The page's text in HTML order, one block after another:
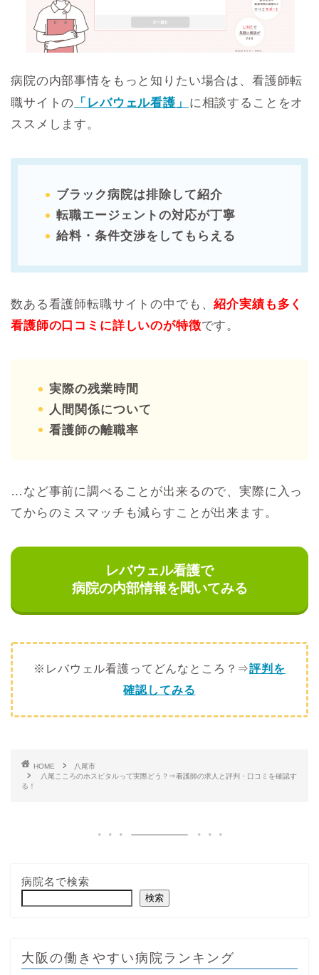
病院の内部事情をもっと知りたい場合は、看護師転
職サイトの 「レバウェル看護」
に相談することをオ
ススメします。
ブラック病院は排除して紹介
転職エージェントの対応が丁寧
給料・条件交渉をしてもらえる
数ある看護師転職サイトの中でも、紹介実績も多く
看護師の口コミに詳しいのが特徴です。
実際の残業時間
人間関係について
看護師の離職率
…など事前に調べることが出来るので、実際に入っ
てからのミスマッチも減らすことが出来ます。
レバウェル看護で
病院の内部情報を聞いてみる
※レバウェル看護ってどんなところ？⇒評判を
確認してみる
HOME
八尾市
八尾こころのホスピタルって実際どう？⇒看護師の求人と評判・口コミを確認す
る！
病院名で検索
検索
大阪の働きやすい病院ランキング